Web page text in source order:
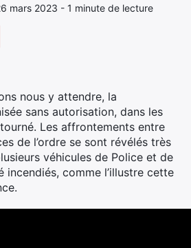
mars 2023 - 1 minute de lecture
nous y attendre, la
sans autorisation, dans les
Les affrontements entre
de l’ordre se sont révélés très
véhicules de Police et de
incendiés, comme l’illustre cette